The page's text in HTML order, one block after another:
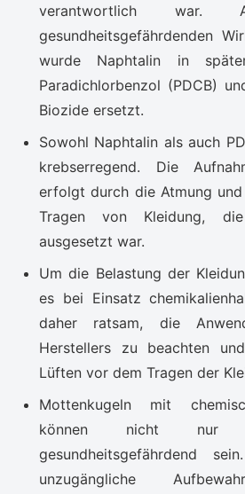
verantwortlich war.
gesundheitsgefährdenden
wurde Naphtalin in
Paradichlorbenzol (PDCB)
Biozide ersetzt.
Sowohl Naphtalin als auch
krebserregend. Die
erfolgt durch die Atmung
Tragen von Kleidung,
ausgesetzt war.
Um die Belastung der
es bei Einsatz
daher ratsam, die
Herstellers zu beachten
Lüften vor dem Tragen der
Mottenkugeln mit
können nicht nur
gesundheitsgefährdend
unzugängliche